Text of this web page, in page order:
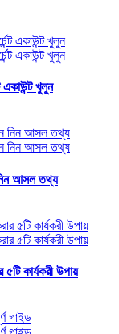
একাউন্ট খুলুন
আসল তথ্য
কার্যকরী উপায়